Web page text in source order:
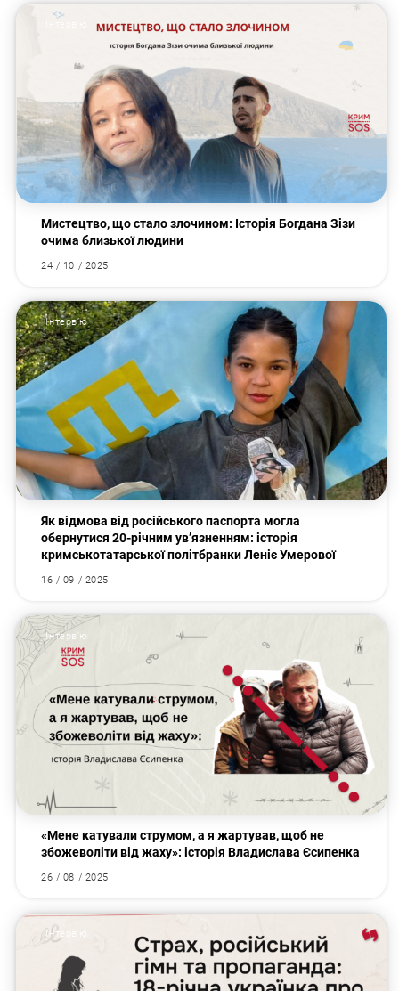
Мистецтво, що стало злочином: Історія Богдана Зізи
очима близької людини
24 / 10 / 2025
Інтервʼю
Як відмова від російського паспорта могла
обернутися 20-річним увʼязненням: історія
кримськотатарської політбранки Леніє Умерової
16 / 09 / 2025
Інтервʼю
«Мене катували струмом, а я жартував, щоб не
збожеволіти від жаху»: історія Владислава Єсипенка
26 / 08 / 2025
Інтервʼю